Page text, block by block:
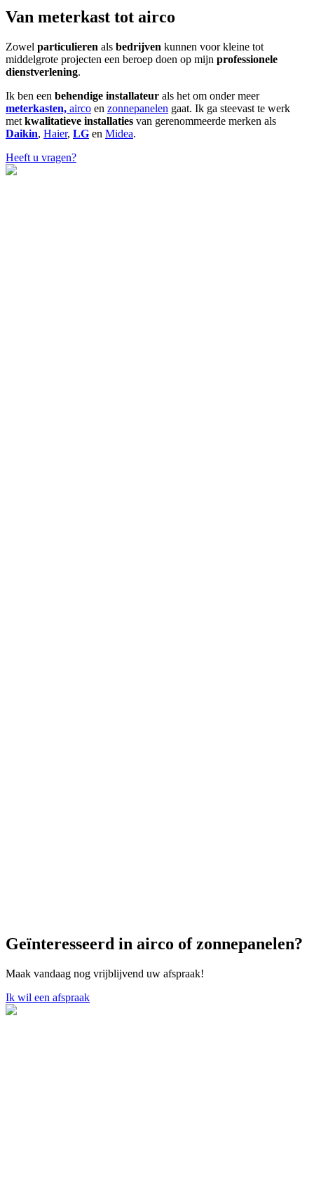
Van meterkast tot airco
Zowel particulieren als bedrijven kunnen voor kleine tot
middelgrote projecten een beroep doen op mijn professionele
dienstverlening.
Ik ben een behendige installateur als het om onder meer
meterkasten, airco en zonnepanelen gaat. Ik ga steevast te werk
met kwalitatieve installaties van gerenommeerde merken als
Daikin, Haier, LG en Midea.
Heeft u vragen?
Geïnteresseerd in airco of zonnepanelen?
Maak vandaag nog vrijblijvend uw afspraak!
Ik wil een afspraak